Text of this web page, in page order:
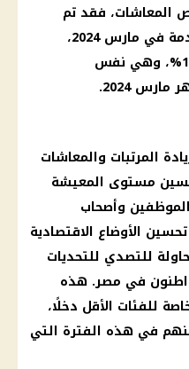
المعاشات، فقد تم
تحديد موعد الزيادة القادمة في مارس 2024،
لتكون الزيادة الجديدة 15%، وهي نفس
2024.
المرتبات والمعاشات
في تحسين مستوى المعيشة
وأصحاب
الأوضاع الاقتصادية
للتصدي للتحديات
في مصر. هذه
للفئات الأقل دخلًا،
في هذه الفترة التي